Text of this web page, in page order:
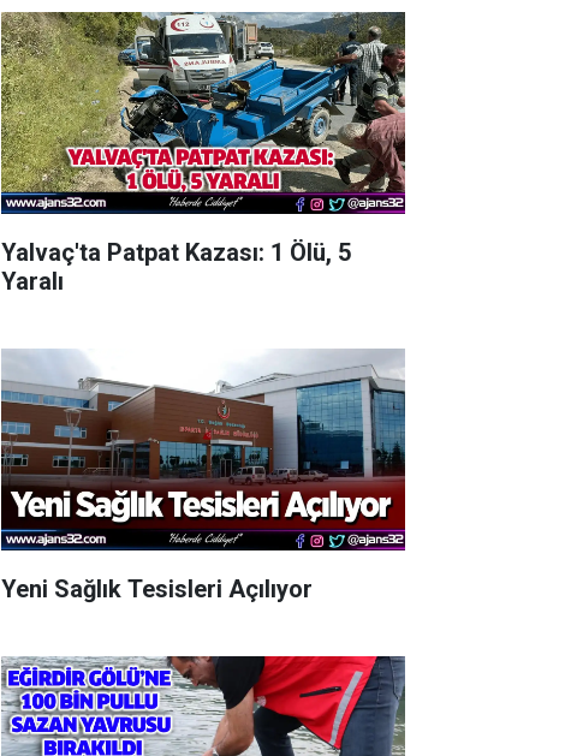
Yalvaç'ta Patpat Kazası: 1 Ölü, 5
Yaralı
Yeni Sağlık Tesisleri Açılıyor